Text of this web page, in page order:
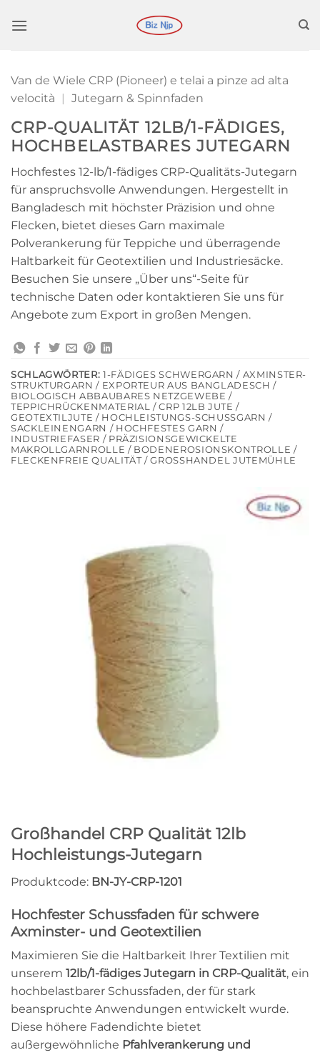
Inhalt
Van de Wiele CRP (Pioneer) e telai a pinze ad alta
velocità
| Jutegarn & Spinnfaden
CRP-QUALITÄT 12LB/1-FÄDIGES,
HOCHBELASTBARES JUTEGARN
Hochfestes 12-lb/1-fädiges CRP-Qualitäts-Jutegarn
für anspruchsvolle Anwendungen. Hergestellt in
Bangladesch mit höchster Präzision und ohne
Flecken, bietet dieses Garn maximale
Polverankerung für Teppiche und überragende
Haltbarkeit für Geotextilien und Industriesäcke.
Besuchen Sie unsere „Über uns“-Seite für
technische Daten oder kontaktieren Sie uns für
Angebote zum Export in großen Mengen.
SCHLAGWÖRTER: 1-FÄDIGES SCHWERGARN / AXMINSTER-
STRUKTURGARN / EXPORTEUR AUS BANGLADESCH /
BIOLOGISCH ABBAUBARES NETZGEWEBE /
TEPPICHRÜCKENMATERIAL / CRP 12LB JUTE /
GEOTEXTILJUTE / HOCHLEISTUNGS-SCHUSSGARN /
SACKLEINENGARN / HOCHFESTES GARN /
INDUSTRIEFASER / PRÄZISIONSGEWICKELTE
MAKROLLGARNROLLE / BODENEROSIONSKONTROLLE /
FLECKENFREIE QUALITÄT / GROSSHANDEL JUTEMÜHLE
Großhandel CRP Qualität 12lb
Hochleistungs-Jutegarn
Produktcode: BN-JY-CRP-1201
Hochfester Schussfaden für schwere
Axminster- und Geotextilien
Maximieren Sie die Haltbarkeit Ihrer Textilien mit
unserem 12lb/1-fädiges Jutegarn in CRP-Qualität, ein
hochbelastbarer Schussfaden, der für stark
beanspruchte Anwendungen entwickelt wurde.
Diese höhere Fadendichte bietet
außergewöhnliche Pfahlverankerung und